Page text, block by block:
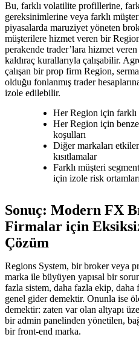
Bu, farklı volatilite profillerine,
gereksinimlerine veya farklı
piyasalarda maruziyet yöneten
müşterilere hizmet veren bir
perakende trader’lara hizmet veren
kaldıraç kurallarıyla çalışabilir.
çalışan bir prop firm Region,
olduğu fonlanmış trader
izole edilebilir.
Her Region için farklı
Her Region için
koşulları
Diğer markaları
kısıtlamalar
Farklı müşteri
için izole risk ortamları
Sonuç: Modern FX
Firmalar için
Çözüm
Regions System, bir broker veya
marka ile büyüyen yapısal bir
fazla sistem, daha fazla ekip, daha
genel gider demektir. Onunla ise
demektir: zaten var olan altyapı
bir admin panelinden yönetilen,
bir front-end marka.